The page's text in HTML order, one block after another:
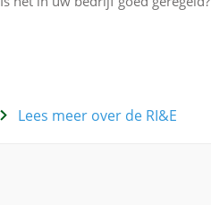
Lees meer over de RI&E